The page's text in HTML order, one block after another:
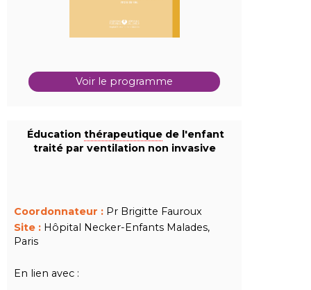
Voir le programme
Éducationthérapeutique de l'enfant
traité par ventilation non invasive
Coordonnateur : Pr Brigitte Fauroux
Site : Hôpital Necker-Enfants Malades,
Paris
En lien avec :